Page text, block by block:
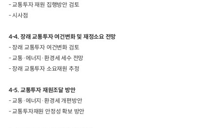
- 교통투자 재원 집행방안 검토
- 시사점
4-4. 장래 교통투자 여건변화 및 재정소요 전망
- 장래 교통투자 여건변화 검토
- 교통·에너지·환경세 세수 전망
- 장래 교통투자 소요재원 추정
4-5. 교통투자 재원조달 방안
- 교통·에너지·환경세 개편방안
- 교통투자재원 안정성 확보 방안